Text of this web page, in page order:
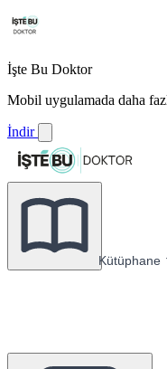
İşte Bu Doktor
Mobil uygulamada daha
İndir
Kütüphane